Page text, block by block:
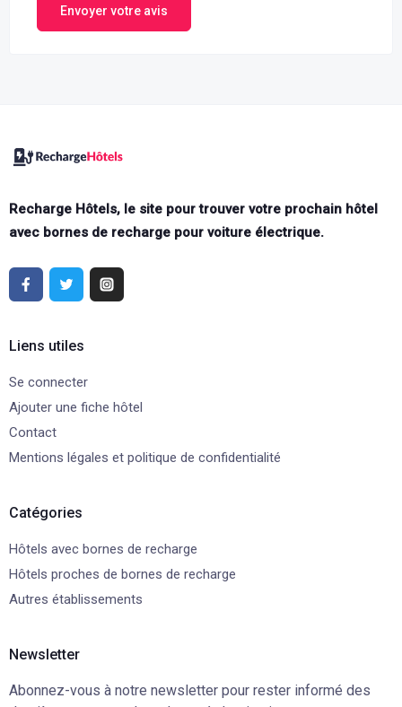
Envoyer votre avis
Recharge Hôtels, le site pour trouver votre prochain hôtel
avec bornes de recharge pour voiture électrique.
Liens utiles
Se connecter
Ajouter une fiche hôtel
Contact
Mentions légales et politique de confidentialité
Catégories
Hôtels avec bornes de recharge
Hôtels proches de bornes de recharge
Autres établissements
Newsletter
Abonnez-vous à notre newsletter pour rester informé des